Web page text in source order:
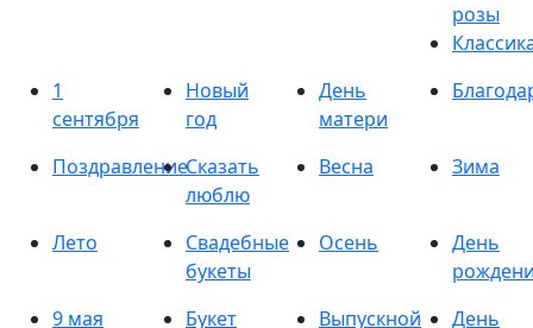
розы
1
сентября
Новый
год
День
матери
ПоздравлениеСказать
люблю
Весна Зима
Лето
Свадебные
букеты
Осень
День
9 мая
Букет
Выпускной
День